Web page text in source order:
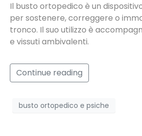
Il busto ortopedico è un
per sostenere, correggere o
tronco. Il suo utilizzo è
e vissuti ambivalenti.
Continue reading
busto ortopedico e psiche